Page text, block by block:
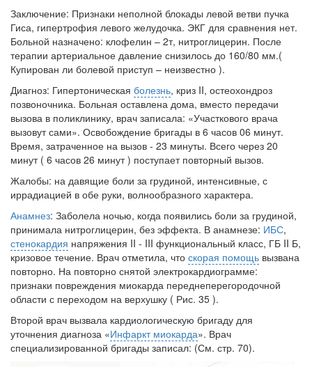
Заключение: Признаки неполной блокады левой ветви пучка
Гиса, гипертрофия левого желудочка. ЭКГ для сравнения нет.
Больной назначено: клофелин – 2т, нитроглицерин. После
терапии артериальное давление снизилось до 160/80 мм.(
Купирован ли болевой приступ – неизвестно ).
Диагноз: Гипертоническая болезнь, криз II, остеохондроз
позвоночника. Больная оставлена дома, вместо передачи
вызова в поликлинику, врач записала: «Участкового врача
вызовут сами». Освобождение бригады в 6 часов 06 минут.
Время, затраченное на вызов - 23 минуты. Всего через 20
минут ( 6 часов 26 минут ) поступает повторный вызов.
Жалобы: на давящие боли за грудиной, интенсивные, с
иррадиацией в обе руки, волнообразного характера.
Анамнез: Заболела ночью, когда появились боли за грудиной,
принимала нитроглицерин, без эффекта. В анамнезе: ИБС,
стенокардия напряжения II - III функциональный класс, ГБ II Б,
кризовое течение. Врач отметила, что скорая помощь вызвана
повторно. На повторно снятой электрокардиограмме:
признаки повреждения миокарда переднеперегородочной
области с переходом на верхушку ( Рис. 35 ).
Второй врач вызвала кардиологическую бригаду для
уточнения диагноза «Инфаркт миокарда». Врач
специализированной бригады записал: (См. стр. 70).